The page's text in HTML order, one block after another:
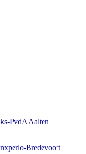
PvdA Aalten
Bredevoort